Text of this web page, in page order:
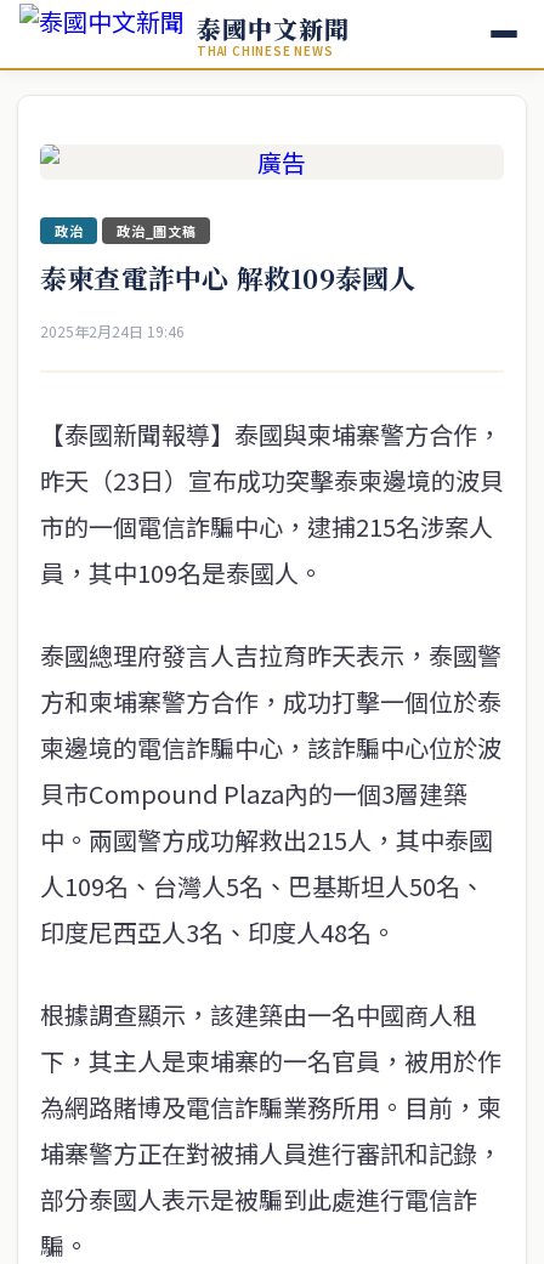
泰國中文新聞
THAI CHINESE NEWS
政治 政治_圖文稿
泰柬查電詐中心 解救109泰國人
2025年2月24日 19:46
【泰國新聞報導】泰國與柬埔寨警方合作，
昨天（23日）宣布成功突擊泰柬邊境的波貝
市的一個電信詐騙中心，逮捕215名涉案人
員，其中109名是泰國人。
泰國總理府發言人吉拉育昨天表示，泰國警
方和柬埔寨警方合作，成功打擊一個位於泰
柬邊境的電信詐騙中心，該詐騙中心位於波
貝市Compound Plaza內的一個3層建築
中。兩國警方成功解救出215人，其中泰國
人109名、台灣人5名、巴基斯坦人50名、
印度尼西亞人3名、印度人48名。
根據調查顯示，該建築由一名中國商人租
下，其主人是柬埔寨的一名官員，被用於作
為網路賭博及電信詐騙業務所用。目前，柬
埔寨警方正在對被捕人員進行審訊和記錄，
部分泰國人表示是被騙到此處進行電信詐
騙。